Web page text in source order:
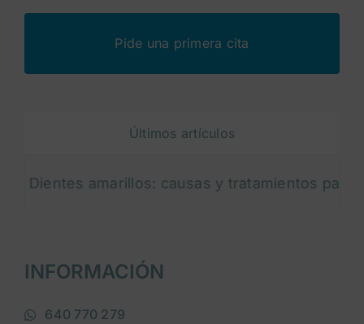
Pide una primera cita
Últimos artículos
amarillos: causas y tratamientos para
INFORMACIÓN
640 770 279